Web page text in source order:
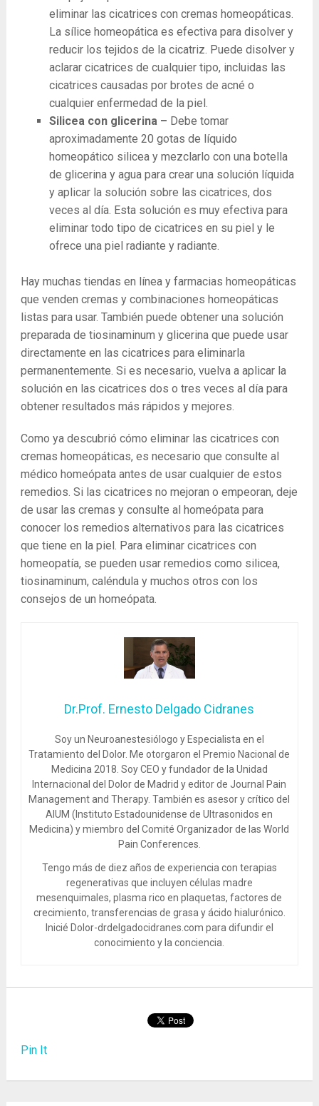
eliminar las cicatrices con cremas homeopáticas.
La sílice homeopática es efectiva para disolver y
reducir los tejidos de la cicatriz. Puede disolver y
aclarar cicatrices de cualquier tipo, incluidas las
cicatrices causadas por brotes de acné o
cualquier enfermedad de la piel.
Silicea con glicerina – Debe tomar
aproximadamente 20 gotas de líquido
homeopático silicea y mezclarlo con una botella
de glicerina y agua para crear una solución líquida
y aplicar la solución sobre las cicatrices, dos
veces al día. Esta solución es muy efectiva para
eliminar todo tipo de cicatrices en su piel y le
ofrece una piel radiante y radiante.
Hay muchas tiendas en línea y farmacias homeopáticas
que venden cremas y combinaciones homeopáticas
listas para usar. También puede obtener una solución
preparada de tiosinaminum y glicerina que puede usar
directamente en las cicatrices para eliminarla
permanentemente. Si es necesario, vuelva a aplicar la
solución en las cicatrices dos o tres veces al día para
obtener resultados más rápidos y mejores.
Como ya descubrió cómo eliminar las cicatrices con
cremas homeopáticas, es necesario que consulte al
médico homeópata antes de usar cualquier de estos
remedios. Si las cicatrices no mejoran o empeoran, deje
de usar las cremas y consulte al homeópata para
conocer los remedios alternativos para las cicatrices
que tiene en la piel. Para eliminar cicatrices con
homeopatía, se pueden usar remedios como silicea,
tiosinaminum, caléndula y muchos otros con los
consejos de un homeópata.
Dr.Prof. Ernesto Delgado Cidranes
Soy un Neuroanestesiólogo y Especialista en el
Tratamiento del Dolor. Me otorgaron el Premio Nacional de
Medicina 2018. Soy CEO y fundador de la Unidad
Internacional del Dolor de Madrid y editor de Journal Pain
Management and Therapy. También es asesor y crítico del
AIUM (Instituto Estadounidense de Ultrasonidos en
Medicina) y miembro del Comité Organizador de las World
Pain Conferences.
Tengo más de diez años de experiencia con terapias
regenerativas que incluyen células madre
mesenquimales, plasma rico en plaquetas, factores de
crecimiento, transferencias de grasa y ácido hialurónico.
Inicié Dolor-drdelgadocidranes.com para difundir el
conocimiento y la conciencia.
Pin It